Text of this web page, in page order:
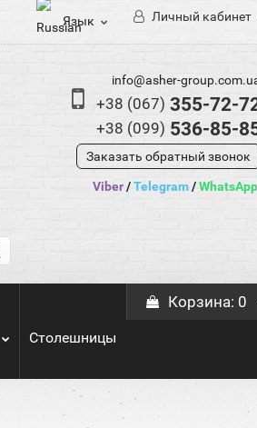
Язык Личный кабинет
info@asher-
+38 (067) 355-72-
+38 (099) 536-85-
Заказать обратный звонок
Viber/Telegram/WhatsApp
Столешницы
Корзина: 0